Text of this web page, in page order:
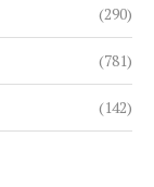
(290)
(781)
(142)